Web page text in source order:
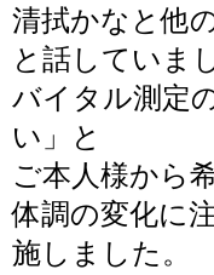
清拭かなと他
と話していま
バイタル測定
い」と
ご本人様から
体調の変化に
施しました。